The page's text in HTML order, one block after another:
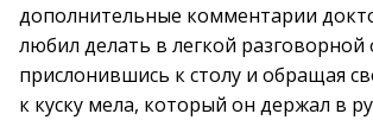
дополнительные комментарии
любил делать в легкой
прислонившись к столу и обращая
к куску мела, который он держал в